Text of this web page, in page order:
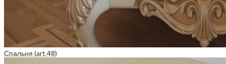
Спальня (art.48)